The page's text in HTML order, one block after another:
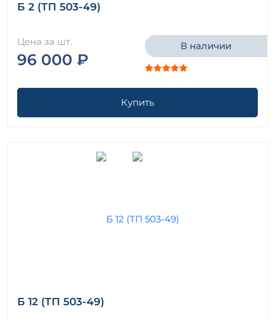
Б 2 (ТП 503-49)
Цена за шт.
96 000 ₽
В наличии
Купить
Б 12 (ТП 503-49)